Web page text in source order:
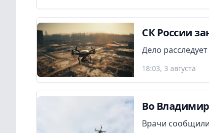
СК России
Дело
18:03, 3 августа
Во
Врачи